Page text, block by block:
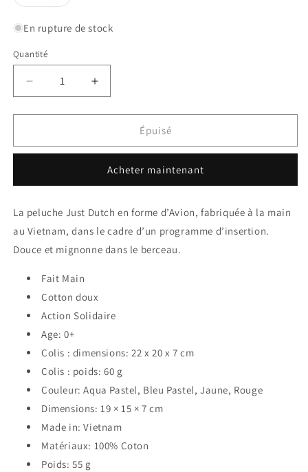
épuisée
indisponible
En rupture de stock
Quantité
Quantité
Réduire
la
quantité
Peluche
Augmenter
la
quantité
Peluche
Épuisé
Acheter maintenant
La peluche Just Dutch en forme d’Avion, fabriquée à la main
au Vietnam, dans le cadre d’un programme d’insertion.
Douce et mignonne dans le berceau.
Fait Main
Cotton doux
Action Solidaire
Age: 0+
Colis : dimensions: 22 x 20 x 7 cm
Colis : poids: 60 g
Couleur: Aqua Pastel, Bleu Pastel, Jaune, Rouge
Dimensions: 19 × 15 × 7 cm
Made in: Vietnam
Matériaux: 100% Coton
Poids: 55 g